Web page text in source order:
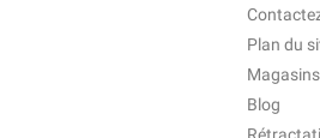
Plan du
Blog